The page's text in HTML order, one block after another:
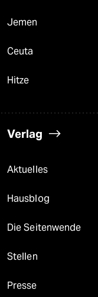
Jemen
Ceuta
Hitze
Verlag
Aktuelles
Hausblog
Die Seitenwende
Stellen
Presse